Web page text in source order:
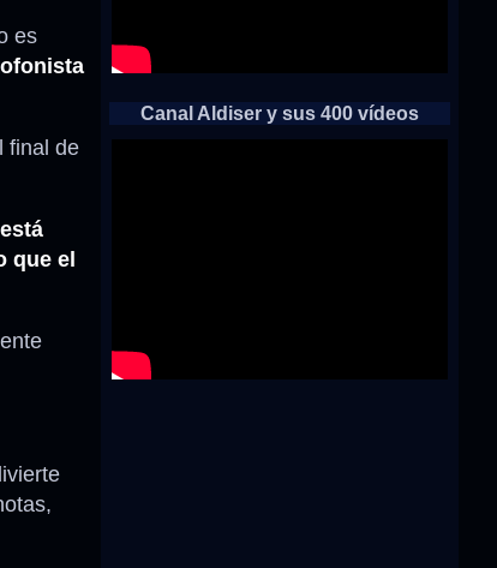
es
final de
que el
Canal Aldiser y sus 400 vídeos